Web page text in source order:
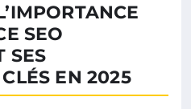
SEO
SES
EN 2025